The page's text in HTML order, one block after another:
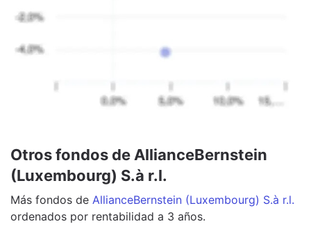
Otros fondos de AllianceBernstein
(Luxembourg) S.à r.l.
Más fondos de AllianceBernstein (Luxembourg) S.à r.l.
ordenados por rentabilidad a 3 años.